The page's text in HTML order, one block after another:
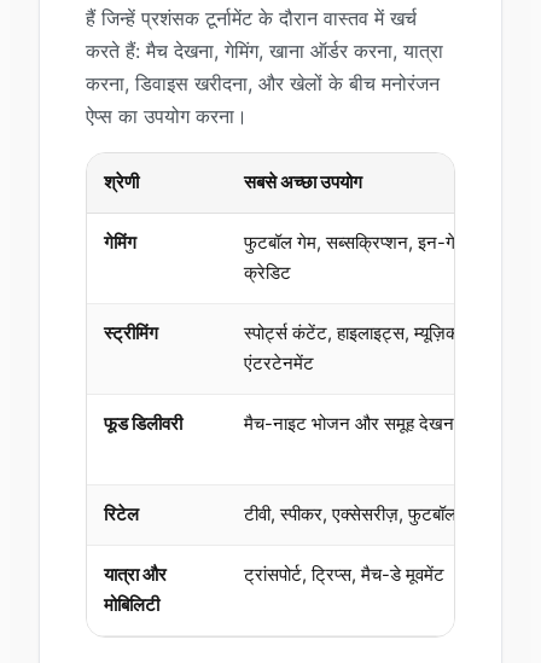
हैं जिन्हें प्रशंसक टूर्नामेंट के दौरान वास्तव में खर्च
करते हैं: मैच देखना, गेमिंग, खाना ऑर्डर करना, यात्रा
करना, डिवाइस खरीदना, और खेलों के बीच मनोरंजन
ऐप्स का उपयोग करना।
श्रेणी सबसे अच्छा उपयोग
गेमिंग
फुटबॉल गेम, सब्सक्रिप्शन, इन-गेम
क्रेडिट
स्ट्रीमिंग
स्पोर्ट्स कंटेंट, हाइलाइट्स, म्यूज़िक,
एंटरटेनमेंट
फूड डिलीवरी मैच-नाइट भोजन और समूह देखना
रिटेल टीवी, स्पीकर, एक्सेसरीज़, फुटबॉल गियर
यात्रा और
मोबिलिटी
ट्रांसपोर्ट, ट्रिप्स, मैच-डे मूवमेंट